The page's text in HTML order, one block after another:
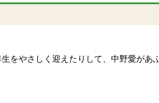
をやさしく迎えたりして、中野愛があ